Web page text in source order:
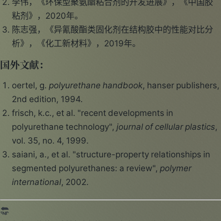
粘剂》，2020年。
陈志强，《异氰酸酯类固化剂在结构胶中的性能对比分
析》，《化工新材料》，2019年。
国外文献：
oertel, g. polyurethane handbook, hanser publishers,
2nd edition, 1994.
frisch, k.c., et al. "recent developments in
polyurethane technology", journal of cellular plastics,
vol. 35, no. 4, 1999.
saiani, a., et al. "structure-property relationships in
segmented polyurethanes: a review", polymer
international, 2002.